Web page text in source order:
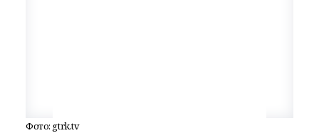
Фото: gtrk.tv